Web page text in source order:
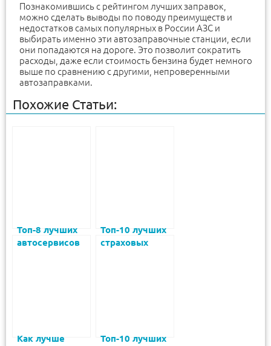
Познакомившись с рейтингом лучших заправок,
можно сделать выводы по поводу преимуществ и
недостатков самых популярных в России АЗС и
выбирать именно эти автозаправочные станции, если
они попадаются на дороге. Это позволит сократить
расходы, даже если стоимость бензина будет немного
выше по сравнению с другими, непроверенными
автозаправками.
Похожие Статьи:
Топ-8 лучших
автосервисов
Топ-10 лучших
страховых
Как лучше
Топ-10 лучших